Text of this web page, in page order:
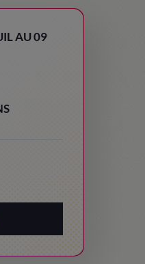
AU 09